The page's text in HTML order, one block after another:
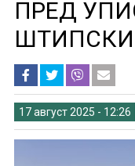
ПРЕД
17 август 2025 - 12:26